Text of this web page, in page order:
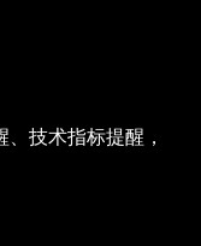
技术指标提醒，